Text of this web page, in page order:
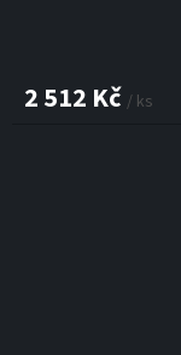
2 512 Kč / ks